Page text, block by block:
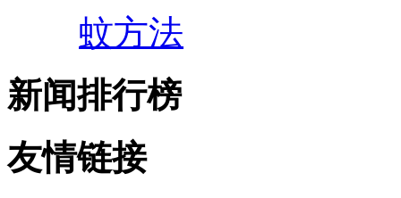
蚊方法
新闻排行榜
友情链接